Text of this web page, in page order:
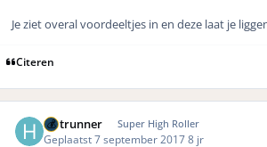
Je ziet overal voordeeltjes in en deze laat je
Citeren
Hotrunner Super High Roller
Geplaatst7 september 20178 jr